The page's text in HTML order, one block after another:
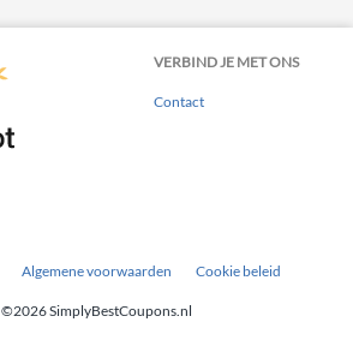
VERBIND JE MET ONS
Contact
Algemene voorwaarden Cookie beleid
©2026 SimplyBestCoupons.nl